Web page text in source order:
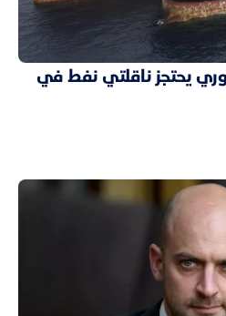
يحتجز ناقلتي نفط في